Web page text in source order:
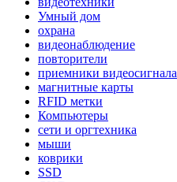
Умный дом
охрана
видеонаблюдение
повторители
приемники видеосигнала
магнитные карты
RFID метки
Компьютеры
сети и оргтехника
мыши
коврики
SSD